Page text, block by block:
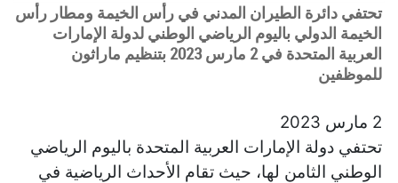
تحتفي دائرة الطيران المدني في رأس الخيمة ومطار رأس
الخيمة الدولي باليوم الرياضي الوطني لدولة الإمارات
العربية المتحدة في 2 مارس 2023 بتنظيم ماراثون
للموظفين
2 مارس 2023
تحتفي دولة الإمارات العربية المتحدة باليوم الرياضي
الوطني الثامن لها، حيث تقام الأحداث الرياضية في